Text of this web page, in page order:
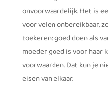
onvoorwaardelijk. Het is
voor velen onbereikbaar,
toekeren: goed doen als
moeder goed is voor haar
voorwaarden. Dat kun je
eisen van elkaar.